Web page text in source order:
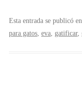
Esta entrada se publicó en
para gatos, eva, gatificar,